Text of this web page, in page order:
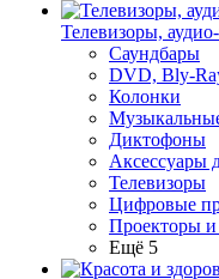
Телевизоры,
Саундбары
DVD, Bly-
Колонки
Диктофоны
Аксессуары
Телевизоры
Цифровые
Проекторы
Ещё 5